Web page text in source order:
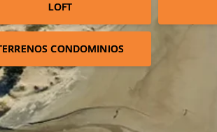
LOFT
CONDOMINIOS